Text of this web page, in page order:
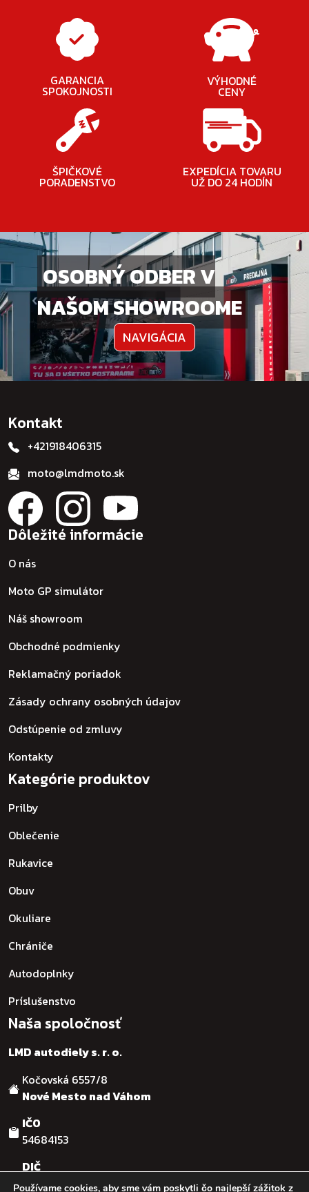
GARANCIA
SPOKOJNOSTI
VÝHODNÉ
CENY
ŠPIČKOVÉ
PORADENSTVO
EXPEDÍCIA TOVARU
UŽ DO 24 HODÍN
OSOBNÝ ODBER V
NAŠOM SHOWROOME
NAVIGÁCIA
Kontakt
+421918406315
moto@lmdmoto.sk
Dôležité informácie
O nás
Moto GP simulátor
Náš showroom
Obchodné podmienky
Reklamačný poriadok
Zásady ochrany osobných údajov
Odstúpenie od zmluvy
Kontakty
Kategórie produktov
Prilby
Oblečenie
Rukavice
Obuv
Okuliare
Chrániče
Autodoplnky
Príslušenstvo
Naša spoločnosť
LMD autodiely s. r. o.
Kočovská 6557/8
Nové Mesto nad Váhom
IČO
54684153
DIČ
SK2121755482
Používame cookies, aby sme vám poskytli čo najlepší zážitok z